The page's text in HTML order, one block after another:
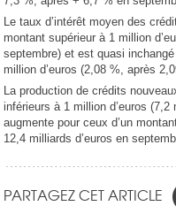
Le taux d’intérêt moyen des
montant supérieur à 1 million
septembre) et est quasi
million d’euros (2,08 %, après
La production de crédits
inférieurs à 1 million d’euros (7,2
augmente pour ceux d’un
12,4 milliards d’euros en
PARTAGEZ CET ARTICLE